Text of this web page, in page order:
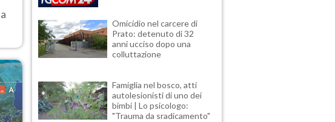
Omicidio nel carcere di
Prato: detenuto di 32
anni ucciso dopo una
colluttazione
Famiglia nel bosco, atti
autolesionisti di uno dei
bimbi | Lo psicologo:
"Trauma da sradicamento"